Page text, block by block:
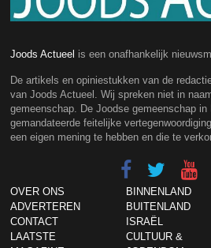
Joods Actueel is een onafhankelijk
De artikels en opiniestukken van de
van Joods Actueel. Wij spreken niet in
gemeenschap. De Joodse gemeenschap in
gemandateerde feitelijke
een eigen mening te hebben en die te
OVER ONS
ADVERTEREN
CONTACT
LAATSTE
BINNENLAND
BUITENLAND
ISRAËL
CULTUUR &